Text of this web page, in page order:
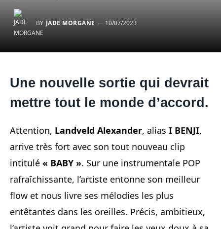
BY JADE MORGANE 10/07/2023
Une nouvelle sortie qui devrait
mettre tout le monde d’accord.
Attention, Landveld Alexander, alias I BENJI,
arrive très fort avec son tout nouveau clip
intitulé « BABY ». Sur une instrumentale POP
rafraîchissante, l’artiste entonne son meilleur
flow et nous livre ses mélodies les plus
entêtantes dans les oreilles. Précis, ambitieux,